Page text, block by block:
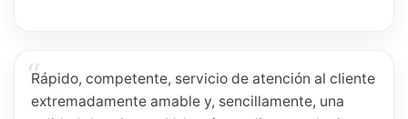
Rápido, competente, servicio de atención al cliente
extremadamente amable y, sencillamente, una